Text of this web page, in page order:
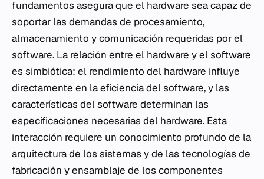
fundamentos asegura que el hardware sea capaz de
soportar las demandas de procesamiento,
almacenamiento y comunicación requeridas por el
software. La relación entre el hardware y el software
es simbiótica: el rendimiento del hardware influye
directamente en la eficiencia del software, y las
características del software determinan las
especificaciones necesarias del hardware. Esta
interacción requiere un conocimiento profundo de la
arquitectura de los sistemas y de las tecnologías de
fabricación y ensamblaje de los componentes